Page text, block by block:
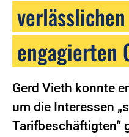
engagierten
Gerd Vieth konnte
um die Interessen
Tarifbeschäftigten“